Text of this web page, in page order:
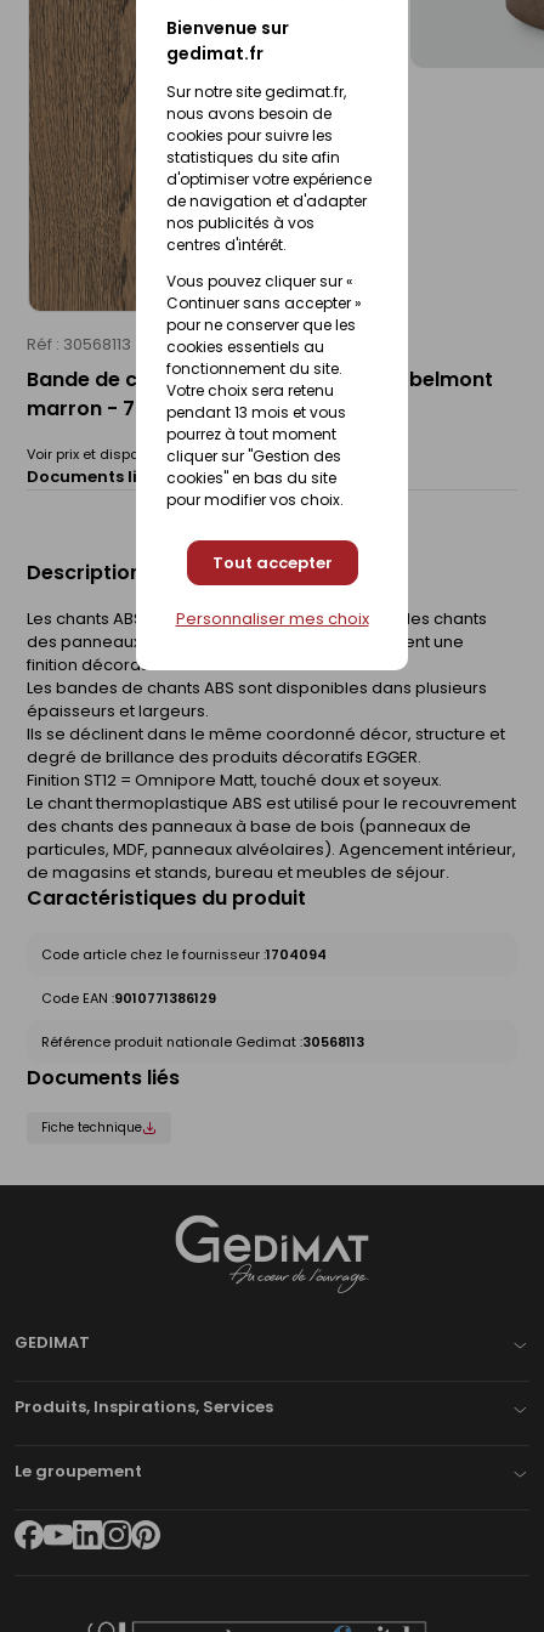
Bienvenue sur
gedimat.fr
Sur notre site gedimat.fr,
nous avons besoin de
cookies pour suivre les
statistiques du site afin
d'optimiser votre expérience
de navigation et d'adapter
nos publicités à vos
centres d'intérêt.
Vous pouvez cliquer sur «
Continuer sans accepter »
pour ne conserver que les
cookies essentiels au
fonctionnement du site.
Votre choix sera retenu
pendant 13 mois et vous
pourrez à tout moment
cliquer sur "Gestion des
cookies" en bas du site
pour modifier vos choix.
Tout accepter
Personnaliser mes choix
Réf : 30568113 EGGER
Bande de chant ABS ST12 H1303 chêne belmont
marron - 75m 23 x 0,8 mm
Voir prix et disponibilité en magasin
Documents liés : Fiche technique
Description du produit
Les chants ABS s'utilisent pour le recouvrement des chants
des panneaux à base de bois revêtus et apportent une
finition décorative coordonnée.
Les bandes de chants ABS sont disponibles dans plusieurs
épaisseurs et largeurs.
Ils se déclinent dans le même coordonné décor, structure et
degré de brillance des produits décoratifs EGGER.
Finition ST12 = Omnipore Matt, touché doux et soyeux.
Le chant thermoplastique ABS est utilisé pour le recouvrement
des chants des panneaux à base de bois (panneaux de
particules, MDF, panneaux alvéolaires). Agencement intérieur,
de magasins et stands, bureau et meubles de séjour.
Caractéristiques du produit
Code article chez le fournisseur :1704094
Code EAN :9010771386129
Référence produit nationale Gedimat :30568113
Documents liés
Fiche technique
GEDIMAT
Produits, Inspirations, Services
Le groupement